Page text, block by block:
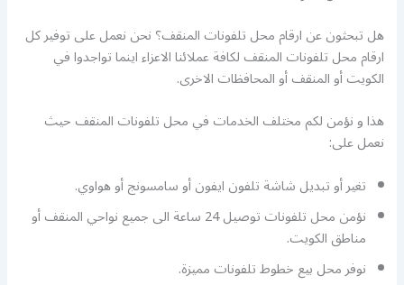
هل تبحثون عن ارقام محل تلفونات المنقف؟ نحن نعمل على توفير كل
ارقام محل تلفونات المنقف لكافة عملائنا الاعزاء اينما تواجدوا في
الكويت أو المنقف أو المحافظات الاخرى.
هذا و نؤمن لكم مختلف الخدمات في محل تلفونات المنقف حيث
نعمل على:
تغير أو تبديل شاشة تلفون ايفون أو سامسونج أو هواوي.
نؤمن محل تلفونات توصيل 24 ساعة الى جميع نواحي المنقف أو
مناطق الكويت.
نوفر محل بيع خطوط تلفونات مميزة.